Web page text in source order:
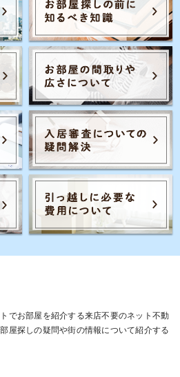
でお部屋を紹介する来店不要のネット不動
屋探しの疑問や街の情報について紹介する